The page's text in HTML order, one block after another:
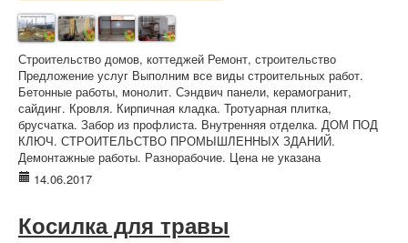
Строительство домов, коттеджей Ремонт, строительство
Предложение услуг Выполним все виды строительных работ.
Бетонные работы, монолит. Сэндвич панели, керамогранит,
сайдинг. Кровля. Кирпичная кладка. Тротуарная плитка,
брусчатка. Забор из профлиста. Внутренняя отделка. ДОМ ПОД
КЛЮЧ. СТРОИТЕЛЬСТВО ПРОМЫШЛЕННЫХ ЗДАНИЙ.
Демонтажные работы. Разнорабочие. Цена не указана
14.06.2017
Косилка для травы